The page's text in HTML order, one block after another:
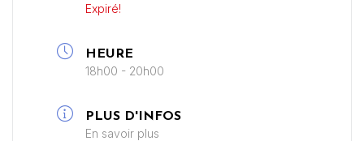
Expiré!
HEURE
18h00 - 20h00
PLUS D'INFOS
En savoir plus